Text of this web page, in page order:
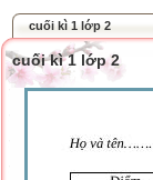
cuối kì 1 lớp 2
cuối kì 1 lớp 2